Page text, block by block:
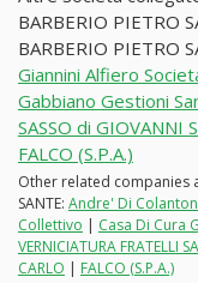
BARBERIO PIETRO
BARBERIO PIETRO
Giannini Alfiero
Gabbiano Gestioni
SASSO di GIOVANNI
FALCO (S.P.A.)
Other related companies
SANTE: Andre' Di
Collettivo | Casa Di Cura
VERNICIATURA FRATELLI
CARLO | FALCO (S.P.A.)